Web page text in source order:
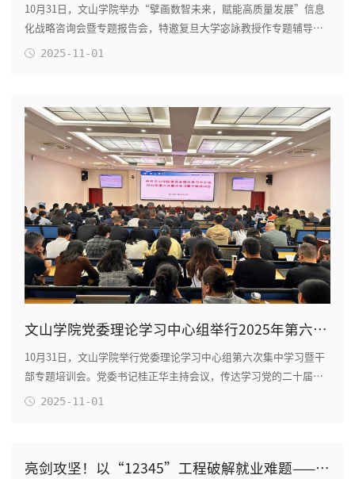
10月31日，文山学院举办“擘画数智未来，赋能高质量发展”信息
化战略咨询会暨专题报告会，特邀复旦大学宓詠教授作专题辅导。
宓教授围绕数字化转型本质、智慧校园建设、A...
2025-11-01
文山学院党委理论学习中心组举行2025年第六次集中学习暨干部专题培训会
10月31日，文山学院举行党委理论学习中心组第六次集中学习暨干
部专题培训会。党委书记桂正华主持会议，传达学习党的二十届四
中全会精神并提出学校贯彻意见，马克思主义...
2025-11-01
亮剑攻坚！以“12345”工程破解就业难题——文山学院举办2025-2026学年就业创业工作启动会